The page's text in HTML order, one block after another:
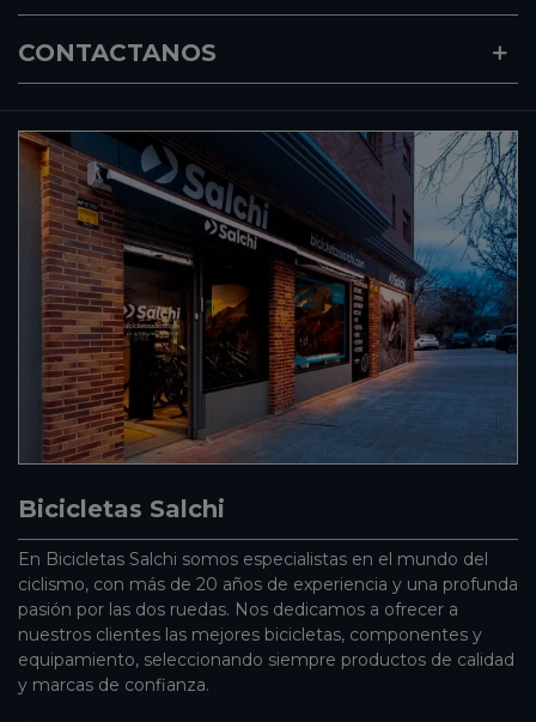
CONTACTANOS
Bicicletas Salchi
En Bicicletas Salchi somos especialistas en el mundo del
ciclismo, con más de 20 años de experiencia y una profunda
pasión por las dos ruedas. Nos dedicamos a ofrecer a
nuestros clientes las mejores bicicletas, componentes y
equipamiento, seleccionando siempre productos de calidad
y marcas de confianza.